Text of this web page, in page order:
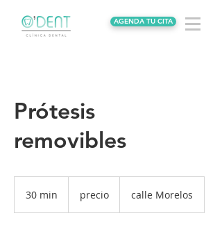
AGENDA TU CITA
Prótesis
removibles
30 min precio calle Morelos